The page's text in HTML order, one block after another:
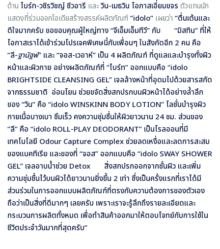
ด้าน ไบร์ท-วชิรวิชญ์ ชีวอารี และวิน-เมธวิน โอภาสเอี่ยมขจร ตัวแทนนัก
แสดงที่ร่วมออกไอเดียสร้างสรรค์ผลิตภัณฑ์“idolo” เผยว่า “ตื่นเต้นและ
ดีใจมากครับ ขอขอบคุณผู้ใหญ่ทาง “จีเอ็มเอ็มทีวี” กับ “มิสทิน” ที่ให้
โอกาสเราได้เข้าร่วมโปรเจคพิเศษนี้กับเพื่อนๆ ในสังกัดอีก 2 คน คือ
“ลี-ฐานัฐพ์” และ “จอส-เวอาห์” เป็น 4 ผลิตภัณฑ์ ที่ดูแลและบำรุงทั้งผิว
หน้าและผิวกาย อย่างผลิตภัณฑ์ที่ “ไบร์ท” ออกแบบคือ “idolo
BRIGHTSIDE CLEANSING GEL” เจลล้างหน้าที่อุดมไปด้วยสารสกัด
จากธรรมชาติ อ่อนโยน ช่วยขจัดสิ่งสกปรกบนผิวหน้าได้อย่างล้ำลึก
ของ “วิน” คือ “idolo WINSKINN BODY LOTION” โลชั่นบำรุงผิว
กายเนื้อบางเบา ซึมเร็ว คงความชุ่มชื่นให้ผิวยาวนาน 24 ชม. ส่วนของ
“ลี” คือ “idolo ROLL-PLAY DEODORANT” เป็นโรลออนที่มี
เทคโนโลยี Odour Capture Complex ช่วยลดเหงื่อและลดการสะสม
ของแบคทีเรีย และของที่ “จอส” ออกแบบคือ “idolo SWAY SHOWER
GEL” เจลอาบน้ำช่วย Detox สิ่งสกปรกออกจากชั้นผิว และเพิ่ม
ความชุ่มชื้นไว้บนผิวได้ยาวนานยิ่งขึ้น 2 เท่า ซึ่งเป็นครั้งแรกที่เราได้มี
ส่วนร่วมในการออกแบบผลิตภัณฑ์ที่ตรงกับความต้องการของตัวเอง
ถือว่าเป็นสิ่งที่ดีมากๆ เลยครับ เพราะเราจะรู้ลึกถึงรายละเอียดและ
กระบวนการผลิตทั้งหมด เพื่อทำสินค้าออกมาให้ตอบโจทย์กับการใช้ใน
ชีวิตประจำวันมากที่สุดครับ”